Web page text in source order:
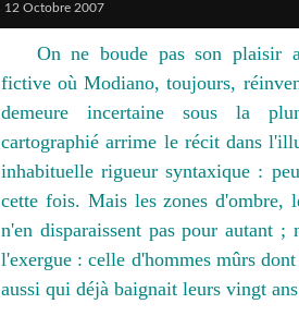
12 Octobre 2007
On ne boude pas son plaisir
fictive où Modiano, toujours,
demeure incertaine sous la
cartographié arrime le récit dans
inhabituelle rigueur syntaxique :
cette fois. Mais les zones d'ombre,
n'en disparaissent pas pour autant
l'exergue : celle d'hommes mûrs
aussi qui déjà baignait leurs vingt